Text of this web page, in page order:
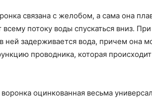
связана с желобом, а сама она
всему потоку воды спускаться вниз.
ней задерживается вода, причем она
проводника, которая
оцинкованная весьма